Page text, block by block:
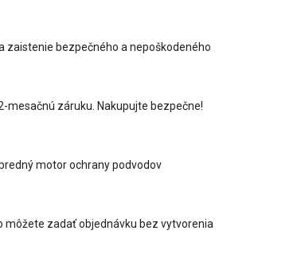
zaistenie bezpečného a nepoškodeného
mesačnú záruku. Nakupujte bezpečne!
motor ochrany podvodov
môžete zadať objednávku bez vytvorenia